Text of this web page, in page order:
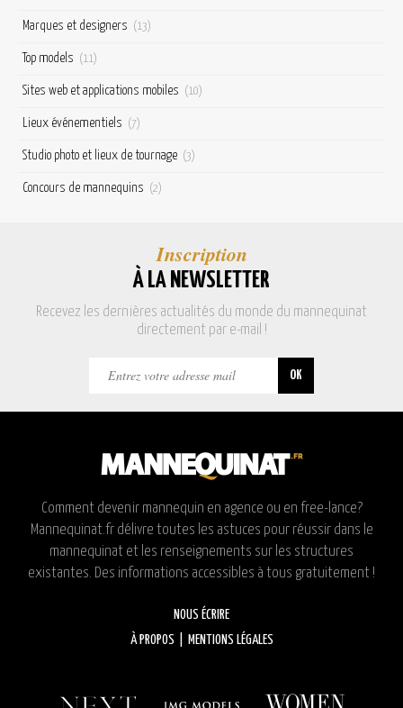
Marques et designers (13)
Top models (11)
Sites web et applications mobiles (10)
Lieux événementiels (7)
Studio photo et lieux de tournage (3)
Concours de mannequins (2)
Inscription
À LA NEWSLETTER
Recevez les dernières actualités du monde du mannequinat
directement par e-mail !
Comment devenir mannequin en agence ou en free-lance?
Mannequinat.fr délivre toutes les astuces pour réussir dans le
mannequinat et les renseignements sur les structures
existantes. Des informations accessibles à tous gratuitement !
NOUS ÉCRIRE
À PROPOS
MENTIONS LÉGALES